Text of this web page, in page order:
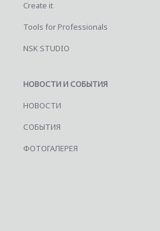
Create it
Tools for Professionals
NSK STUDIO
НОВОСТИ И СОБЫТИЯ
НОВОСТИ
СОБЫТИЯ
ФОТОГАЛЕРЕЯ